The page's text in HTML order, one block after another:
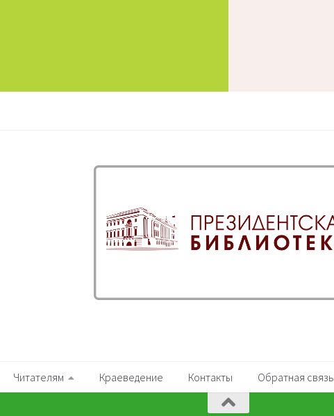
Читателям Краеведение Контакты Обратная связь